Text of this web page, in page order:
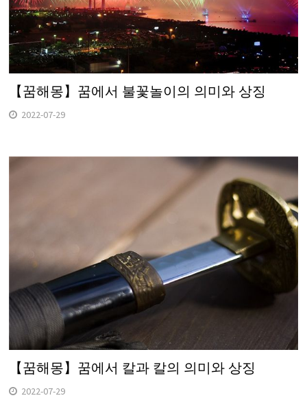
【꿈해몽】꿈에서 불꽃놀이의 의미와 상징
2022-07-29
【꿈해몽】꿈에서 칼과 칼의 의미와 상징
2022-07-29